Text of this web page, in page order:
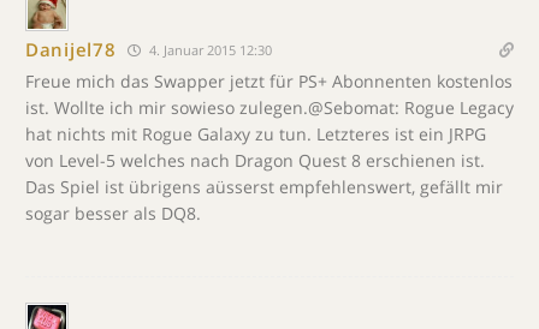
Danijel78 4. Januar 2015 12:30
Freue mich das Swapper jetzt für PS+ Abonnenten kostenlos
ist. Wollte ich mir sowieso zulegen.@Sebomat: Rogue Legacy
hat nichts mit Rogue Galaxy zu tun. Letzteres ist ein JRPG
von Level-5 welches nach Dragon Quest 8 erschienen ist.
Das Spiel ist übrigens aüsserst empfehlenswert, gefällt mir
sogar besser als DQ8.